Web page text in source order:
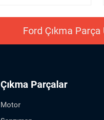
Ford Çıkma
Çıkma Parçalar
Motor